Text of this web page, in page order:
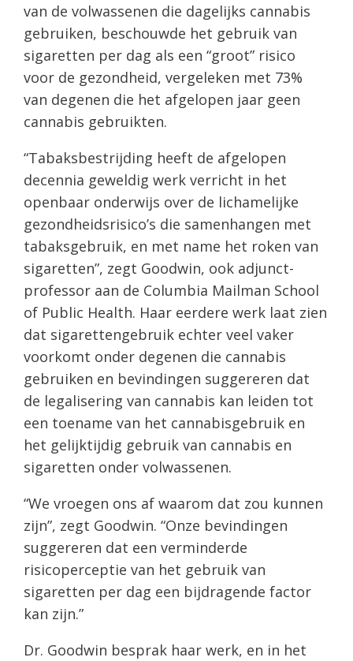
van de volwassenen die dagelijks cannabis
gebruiken, beschouwde het gebruik van
sigaretten per dag als een “groot” risico
voor de gezondheid, vergeleken met 73%
van degenen die het afgelopen jaar geen
cannabis gebruikten.
“Tabaksbestrijding heeft de afgelopen
decennia geweldig werk verricht in het
openbaar onderwijs over de lichamelijke
gezondheidsrisico’s die samenhangen met
tabaksgebruik, en met name het roken van
sigaretten”, zegt Goodwin, ook adjunct-
professor aan de Columbia Mailman School
of Public Health. Haar eerdere werk laat zien
dat sigarettengebruik echter veel vaker
voorkomt onder degenen die cannabis
gebruiken en bevindingen suggereren dat
de legalisering van cannabis kan leiden tot
een toename van het cannabisgebruik en
het gelijktijdig gebruik van cannabis en
sigaretten onder volwassenen.
“We vroegen ons af waarom dat zou kunnen
zijn”, zegt Goodwin. “Onze bevindingen
suggereren dat een verminderde
risicoperceptie van het gebruik van
sigaretten per dag een bijdragende factor
kan zijn.”
Dr. Goodwin besprak haar werk, en in het